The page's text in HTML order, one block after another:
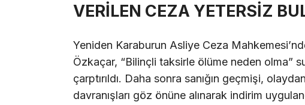
VERİLEN CEZA YETERSİZ
Yeniden Karaburun Asliye Ceza
Özkaçar, “Bilinçli taksirle ölüme neden olma”
çarptırıldı. Daha sonra sanığın geçmişi,
davranışları göz önüne alınarak indirim